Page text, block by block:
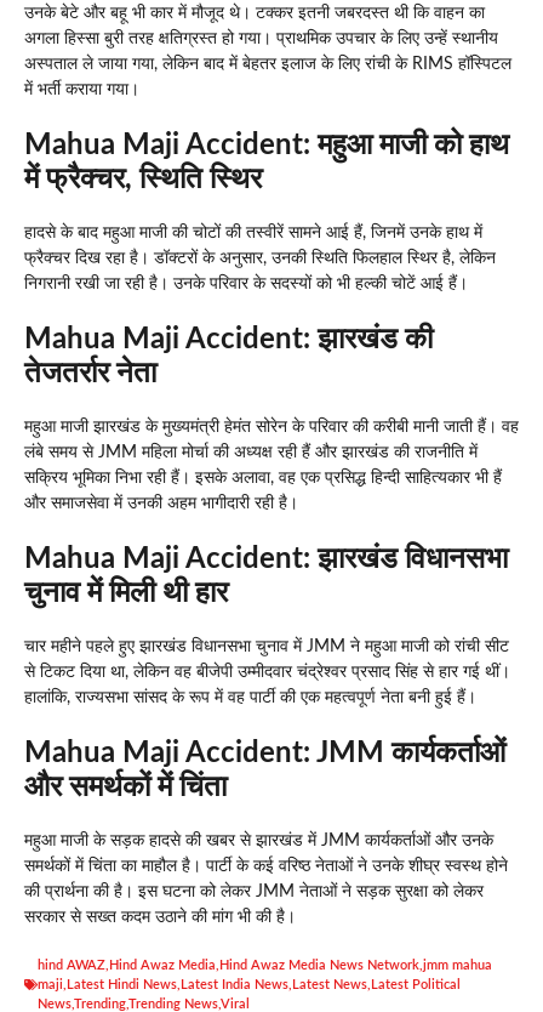
उनके बेटे और बहू भी कार में मौजूद थे। टक्कर इतनी जबरदस्त थी कि वाहन का
अगला हिस्सा बुरी तरह क्षतिग्रस्त हो गया। प्राथमिक उपचार के लिए उन्हें स्थानीय
अस्पताल ले जाया गया, लेकिन बाद में बेहतर इलाज के लिए रांची के RIMS हॉस्पिटल
में भर्ती कराया गया।
Mahua Maji Accident:महुआ माजी को हाथ
में फ्रैक्चर, स्थिति स्थिर
हादसे के बाद महुआ माजी की चोटों की तस्वीरें सामने आई हैं, जिनमें उनके हाथ में
फ्रैक्चर दिख रहा है। डॉक्टरों के अनुसार, उनकी स्थिति फिलहाल स्थिर है, लेकिन
निगरानी रखी जा रही है। उनके परिवार के सदस्यों को भी हल्की चोटें आई हैं।
Mahua Maji Accident: झारखंड की
तेजतर्रार नेता
महुआ माजी झारखंड के मुख्यमंत्री हेमंत सोरेन के परिवार की करीबी मानी जाती हैं। वह
लंबे समय से JMM महिला मोर्चा की अध्यक्ष रही हैं और झारखंड की राजनीति में
सक्रिय भूमिका निभा रही हैं। इसके अलावा, वह एक प्रसिद्ध हिन्दी साहित्यकार भी हैं
और समाजसेवा में उनकी अहम भागीदारी रही है।
Mahua Maji Accident:झारखंड विधानसभा
चुनाव में मिली थी हार
चार महीने पहले हुए झारखंड विधानसभा चुनाव में JMM ने महुआ माजी को रांची सीट
से टिकट दिया था, लेकिन वह बीजेपी उम्मीदवार चंद्रेश्वर प्रसाद सिंह से हार गई थीं।
हालांकि, राज्यसभा सांसद के रूप में वह पार्टी की एक महत्वपूर्ण नेता बनी हुई हैं।
Mahua Maji Accident: JMM कार्यकर्ताओं
और समर्थकों में चिंता
महुआ माजी के सड़क हादसे की खबर से झारखंड में JMM कार्यकर्ताओं और उनके
समर्थकों में चिंता का माहौल है। पार्टी के कई वरिष्ठ नेताओं ने उनके शीघ्र स्वस्थ होने
की प्रार्थना की है। इस घटना को लेकर JMM नेताओं ने सड़क सुरक्षा को लेकर
सरकार से सख्त कदम उठाने की मांग भी की है।
hind AWAZ Hind Awaz Media Hind Awaz Media News Network jmm mahua
maji
Latest Hindi News Latest India News Latest News Latest Political
NewsTrendingTrending NewsViral